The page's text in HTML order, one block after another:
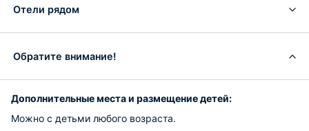
Отели рядом
Обратите внимание!
Дополнительные места и размещение детей:
Можно с детьми любого возраста.